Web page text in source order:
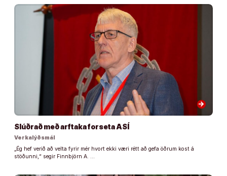
arrow_forward
Slúðrað með arftaka forseta ASÍ
Verkalýðsmál
„Ég hef verið að velta fyrir mér hvort ekki væri rétt að gefa öðrum kost á
stöðunni,“ segir Finnbjörn A. …